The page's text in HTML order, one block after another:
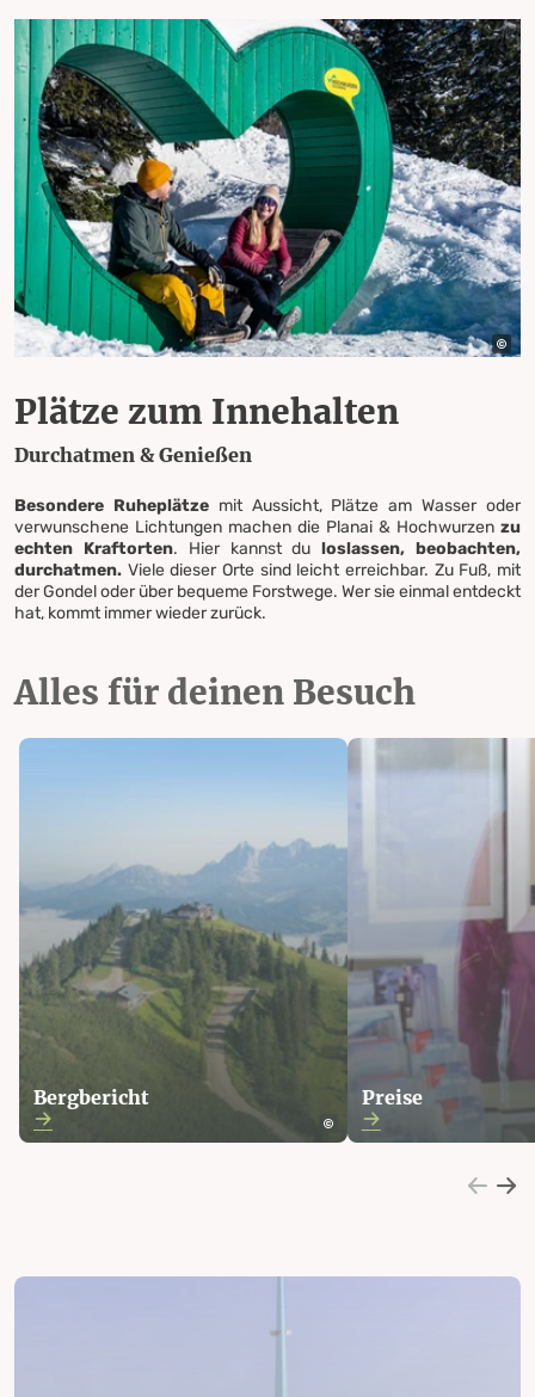
Plätze zum Innehalten
Durchatmen & Genießen
Besondere Ruheplätzemit Aussicht, Plätze am Wasser oder
verwunschene Lichtungen machen die Planai & Hochwurzen zu
echten Kraftorten. Hier kannst duloslassen, beobachten,
durchatmen. Viele dieser Orte sind leicht erreichbar. Zu Fuß, mit
der Gondel oder über bequeme Forstwege. Wer sie einmal entdeckt
hat, kommt immer wieder zurück.
Alles für deinen Besuch
Bergbericht Preise